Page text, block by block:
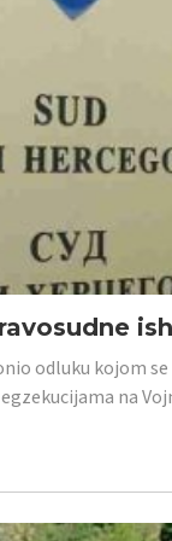
odluku kojom
na